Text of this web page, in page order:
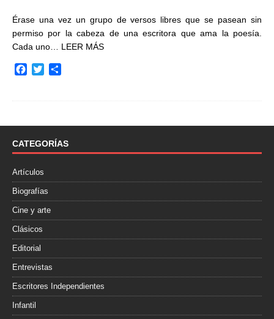
Érase una vez un grupo de versos libres que se pasean sin
permiso por la cabeza de una escritora que ama la poesía.
Cada uno… LEER MÁS
o
k
r
t
i
CATEGORÍAS
Artículos
Biografías
Cine y arte
Clásicos
Editorial
Entrevistas
Escritores Independientes
Infantil